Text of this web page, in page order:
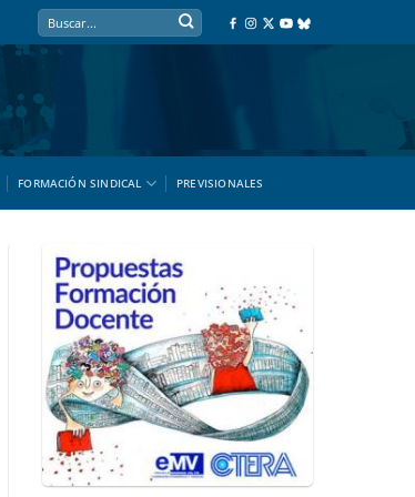
FORMACIÓN SINDICAL PREVISIONALES